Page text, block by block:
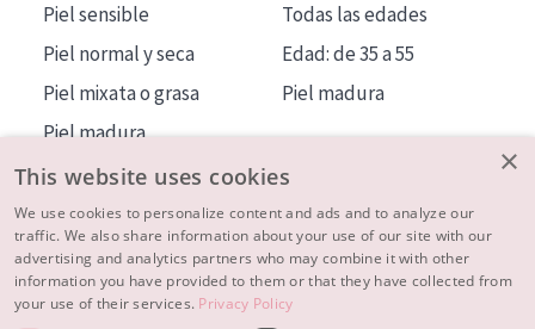
Piel sensible
Piel normal y seca
Piel mixata o grasa
Piel madura
Piel expuesta al sol
Piel menopáusica
Todas las edades
Edad: de 35 a 55
Piel madura
MÁS SOBRE NOSOTROS
INSPIRACIÓN
×
This website uses cookies
We use cookies to personalize content and ads and to analyze our
traffic. We also share information about your use of our site with our
advertising and analytics partners who may combine it with other
information you have provided to them or that they have collected from
your use of their services. Privacy Policy